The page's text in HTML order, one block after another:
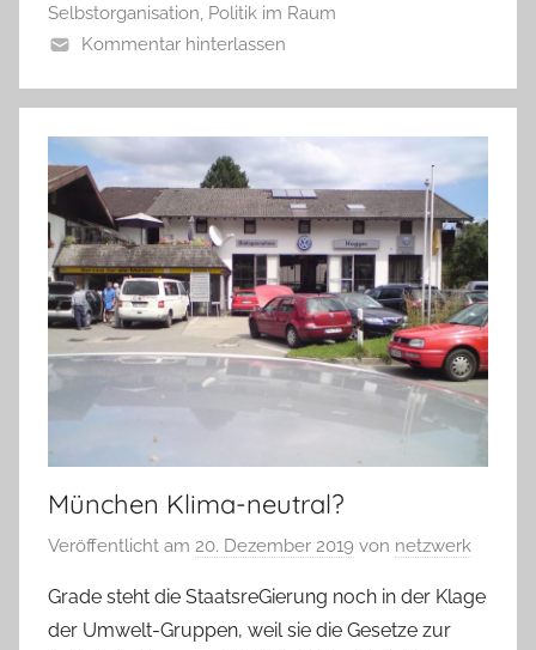
Selbstorganisation, Politik im Raum
Kommentar hinterlassen
München Klima-neutral?
Veröffentlicht am 20. Dezember 2019 von netzwerk
Grade steht die StaatsreGierung noch in der Klage
der Umwelt-Gruppen, weil sie die Gesetze zur